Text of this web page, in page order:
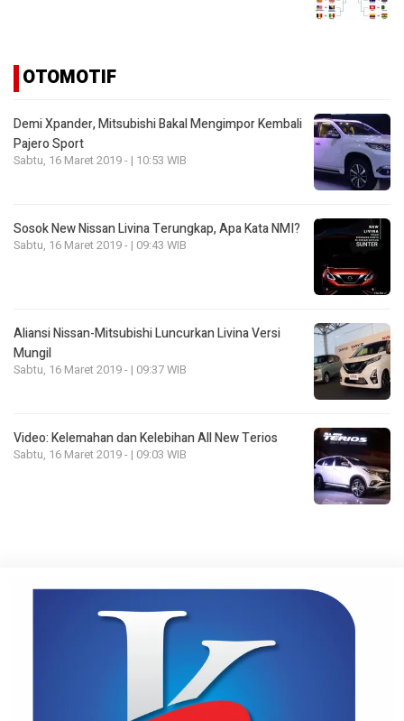
OTOMOTIF
Demi Xpander, Mitsubishi Bakal Mengimpor Kembali
Pajero Sport
Sabtu, 16 Maret 2019 - | 10:53 WIB
Sosok New Nissan Livina Terungkap, Apa Kata NMI?
Sabtu, 16 Maret 2019 - | 09:43 WIB
Aliansi Nissan-Mitsubishi Luncurkan Livina Versi
Mungil
Sabtu, 16 Maret 2019 - | 09:37 WIB
Video: Kelemahan dan Kelebihan All New Terios
Sabtu, 16 Maret 2019 - | 09:03 WIB